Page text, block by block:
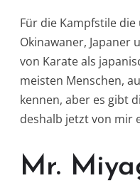
Für die Kampfstile
Okinawaner, Japaner
von Karate als
meisten Menschen,
kennen, aber es gibt
deshalb jetzt von mir
Mr.